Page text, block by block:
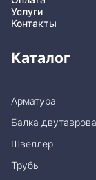
Услуги
Контакты
Каталог
Арматура
Балка
Швеллер
Трубы